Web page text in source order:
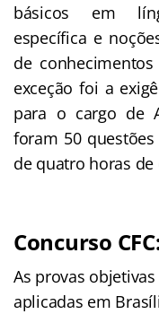
básicos em
específica e
de
exceção foi a
para o cargo de
foram 50
de quatro horas de
Concurso
As provas
aplicadas em